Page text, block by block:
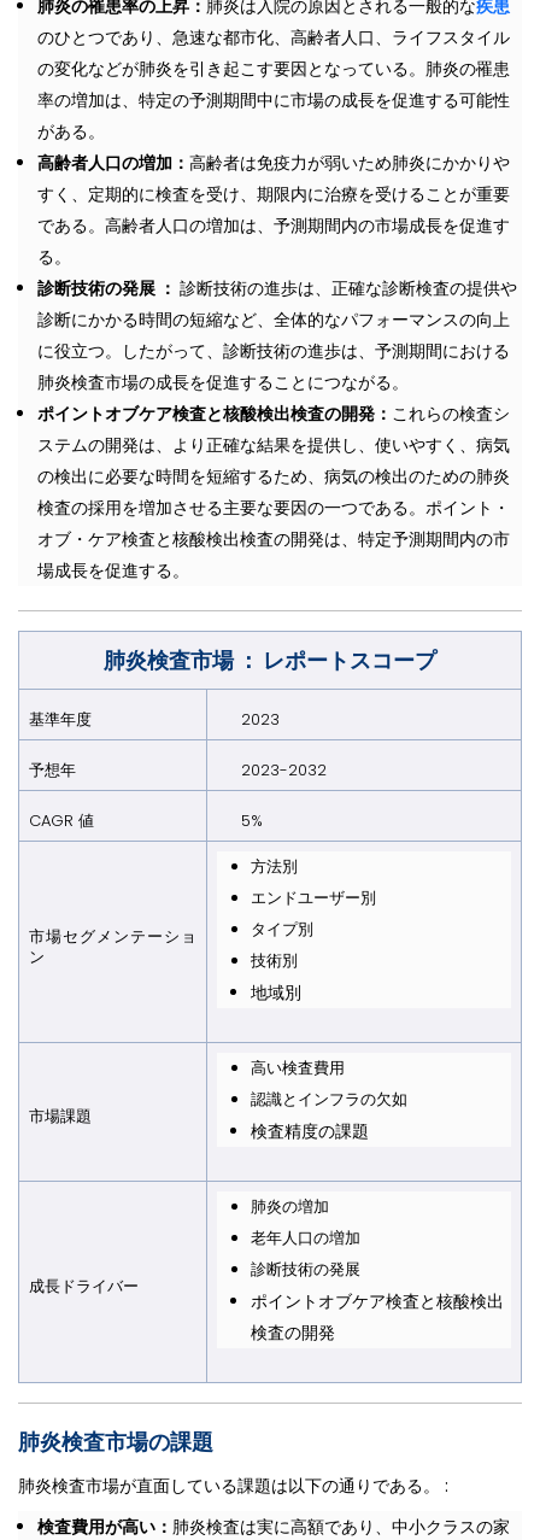
肺炎の罹患率の上昇： 肺炎は入院の原因とされる一般的な疾患
のひとつであり、急速な都市化、高齢者人口、ライフスタイル
の変化などが肺炎を引き起こす要因となっている。肺炎の罹患
率の増加は、特定の予測期間中に市場の成長を促進する可能性
がある。
高齢者人口の増加： 高齢者は免疫力が弱いため肺炎にかかりや
すく、定期的に検査を受け、期限内に治療を受けることが重要
である。高齢者人口の増加は、予測期間内の市場成長を促進す
る。
診断技術の発展 ： 診断技術の進歩は、正確な診断検査の提供や
診断にかかる時間の短縮など、全体的なパフォーマンスの向上
に役立つ。したがって、診断技術の進歩は、予測期間における
肺炎検査市場の成長を促進することにつながる。
ポイントオブケア検査と核酸検出検査の開発： これらの検査シ
ステムの開発は、より正確な結果を提供し、使いやすく、病気
の検出に必要な時間を短縮するため、病気の検出のための肺炎
検査の採用を増加させる主要な要因の一つである。ポイント・
オブ・ケア検査と核酸検出検査の開発は、特定予測期間内の市
場成長を促進する。
肺炎検査市場 ： レポートスコープ
基準年度 2023
予想年 2023-2032
CAGR 値 5%
市場セグメンテーショ
ン
方法別
エンドユーザー別
タイプ別
技術別
地域別
市場課題
高い検査費用
認識とインフラの欠如
検査精度の課題
成長ドライバー
肺炎の増加
老年人口の増加
診断技術の発展
ポイントオブケア検査と核酸検出
検査の開発
肺炎検査市場の課題
肺炎検査市場が直面している課題は以下の通りである。 :
検査費用が高い： 肺炎検査は実に高額であり、中小クラスの家